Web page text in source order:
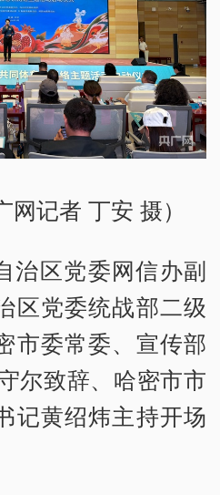
记者 丁安 摄）
治区党委网信办副
区党委统战部二级
市委常委、宣传部
尔致辞、哈密市市
记黄绍炜主持开场